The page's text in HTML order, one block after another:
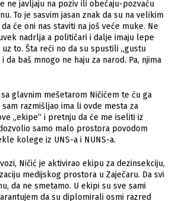
ne javljaju na poziv ili obećaju-pozvaću
To je sasvim jasan znak da su na velikim
će oni nas staviti na još veće muke. Ne
nadrlja a političari i dalje imaju lepe
to. Šta reći no da su spustili „gustu
da baš mnogo ne haju za narod. Pa, njima
glavnim mešetarom Ničićem te ću ga
razmišljao ima li ovde mesta za
„ekipe“ i pretnju da će me iseliti iz
samo malo prostora povodom
kolege iz UNS-a i NUNS-a.
Ničić je aktivirao ekipu za dezinsekciju,
medijskog prostora u Zaječaru. Da svi
da ne smetamo. U ekipi su sve sami
da su diplomirali osmi razred